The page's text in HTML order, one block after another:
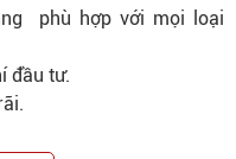
phù hợp với mọi loại
đầu tư.